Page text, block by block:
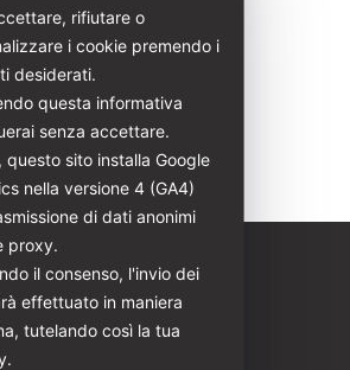
rifiutare o
i cookie premendo i
desiderati.
questa informativa
senza accettare.
questo sito installa Google
nella versione 4 (GA4)
di dati anonimi
proxy.
il consenso, l'invio dei
effettuato in maniera
tutelando così la tua